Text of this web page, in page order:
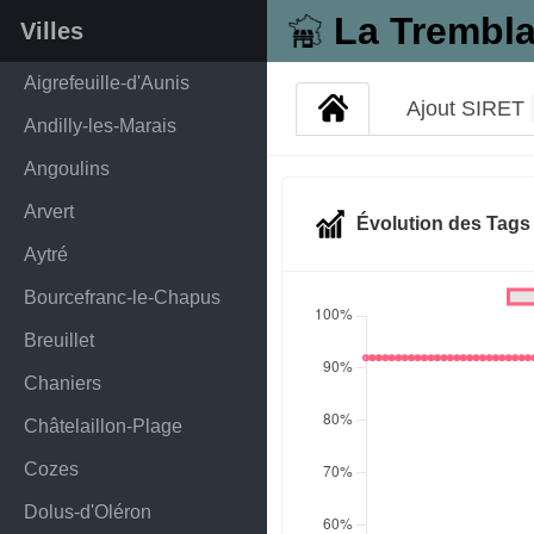
La
Villes
Aigrefeuille-d'Aunis
Andilly-les-Marais
Angoulins
Arvert
Aytré
Bourcefranc-le-Chapus
Breuillet
Chaniers
Châtelaillon-Plage
Cozes
Dolus-d'Oléron
Ajout SIRET
Évolution des